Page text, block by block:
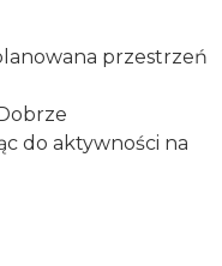
przestrzeń
do aktywności na